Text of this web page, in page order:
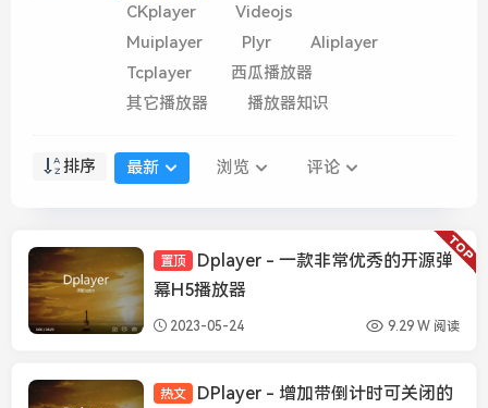
CKplayer
Videojs
Muiplayer
Plyr
Aliplayer
Tcplayer
西瓜播放器
其它播放器
播放器知识
排序 最新 浏览 评论
DPlayer
置顶
Dplayer - 一款非常优秀的开源弹
幕H5播放器
2023-05-24 9.29 W 阅读
DPlayer
热文
DPlayer - 增加带倒计时可关闭的